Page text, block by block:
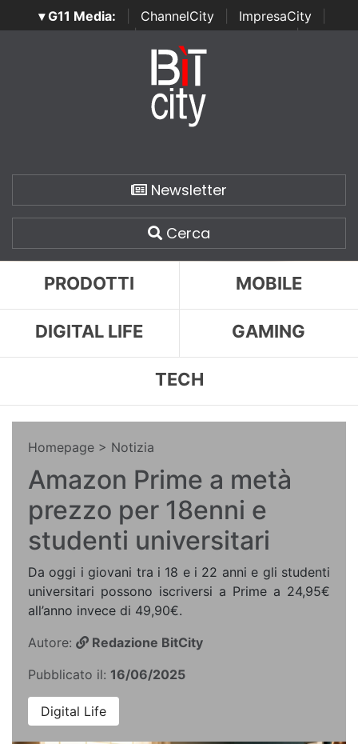
▾ G11 Media: ChannelCity ImpresaCity
SecurityOpenLab | Italian Channel Awards | Italian
Italian Security Awards
Newsletter
Cerca
PRODOTTI MOBILE
DIGITAL LIFE GAMING
TECH
Homepage > Notizia
Amazon Prime a metà
prezzo per 18enni e
studenti universitari
Da oggi i giovani tra i 18 e i 22 anni e gli studenti
universitari possono iscriversi a Prime a 24,95€
all’anno invece di 49,90€.
Autore:
Redazione BitCity
Pubblicato il: 16/06/2025
Digital Life